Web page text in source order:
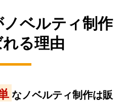
ベルティ制作
る理由
なノベルティ制作は販